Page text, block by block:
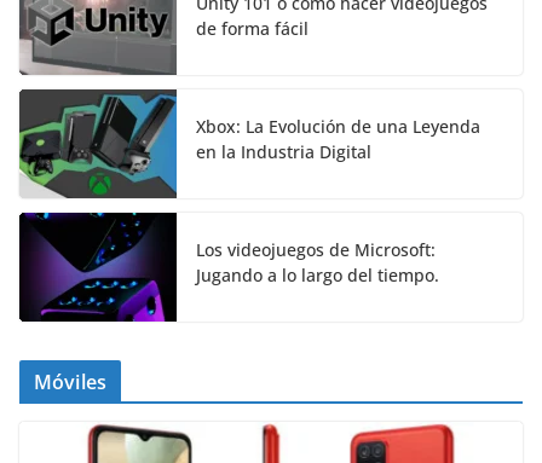
de forma fácil
Xbox: La Evolución de una Leyenda
en la Industria Digital
Los videojuegos de Microsoft:
Jugando a lo largo del tiempo.
Móviles